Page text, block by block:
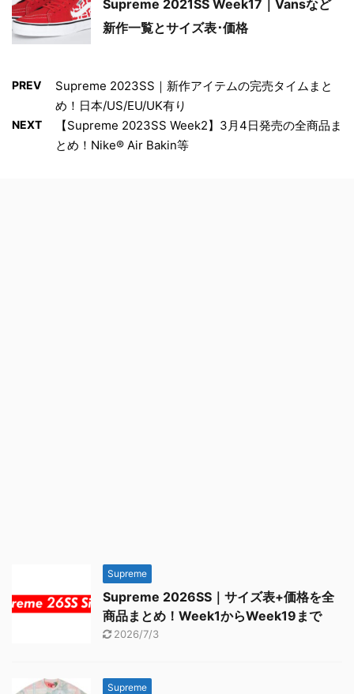
Supreme 2021SS Week17｜Vansなど
新作一覧とサイズ表･価格
PREV
Supreme 2023SS｜新作アイテムの完売タイムまと
め！日本/US/EU/UK有り
NEXT
【Supreme 2023SS Week2】3月4日発売の全商品ま
とめ！Nike® Air Bakin等
Supreme
Supreme 2026SS｜サイズ表+価格を全
商品まとめ！Week1からWeek19まで
2026/7/3
Supreme